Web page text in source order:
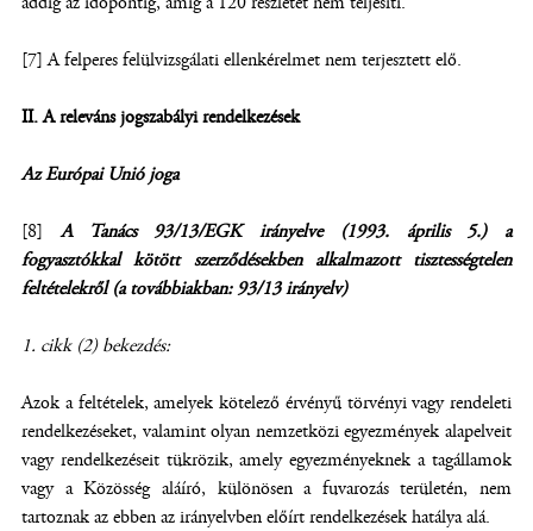
[7] A felperes felülvizsgálati ellenkérelmet nem terjesztett elő.
II. A releváns jogszabályi rendelkezések
Az Európai Unió joga
[8]A Tanács 93/13/EGK irányelve (1993. április 5.) a
fogyasztókkal kötött szerződésekben alkalmazott tisztességtelen
feltételekről (a továbbiakban: 93/13 irányelv)
1. cikk (2) bekezdés:
Azok a feltételek, amelyek kötelező érvényű törvényi vagy rendeleti
rendelkezéseket, valamint olyan nemzetközi egyezmények alapelveit
vagy rendelkezéseit tükrözik, amely egyezményeknek a tagállamok
vagy a Közösség aláíró, különösen a fuvarozás területén, nem
tartoznak az ebben az irányelvben előírt rendelkezések hatálya alá.